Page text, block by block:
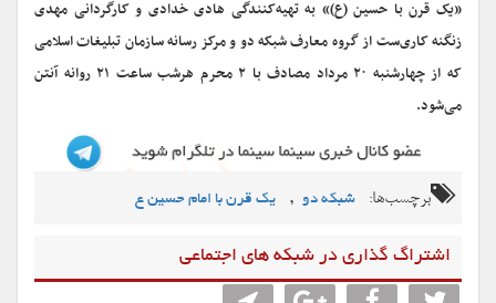
«یک قرن با حسین (ع)» به تهیه‌کنندگی هادی خدادی و کارگردانی مهدی
زنگنه کاری‌ست از گروه معارف شبکه دو و مرکز رسانه سازمان تبلیغات اسلامی
که از چهارشنبه ۲۰ مرداد مصادف با ۲ محرم هرشب ساعت ۲۱ روانه آنتن
می‌شود.
برچسب‌ها: شبکه دو , یک قرن با امام حسین ع
اشتراگ گذاری در شبکه های اجتماعی